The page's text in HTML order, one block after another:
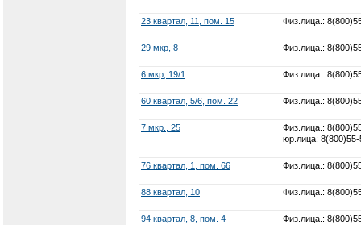
23 квартал, 11, пом. 15 Физ.лица.:
29 мкр, 8 Физ.лица.:
6 мкр, 19/1 Физ.лица.:
60 квартал, 5/6, пом. 22 Физ.лица.:
7 мкр., 25
Физ.лица.:
юр.лица: 8(800)55-
76 квартал, 1, пом. 66 Физ.лица.:
88 квартал, 10 Физ.лица.:
94 квартал, 8, пом. 4 Физ.лица.: